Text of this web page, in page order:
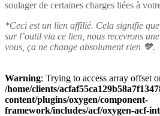
soulager de certaines charges liées à
*Ceci est un lien affilié. Cela signifie
sur l’outil via ce lien, nous recevrons
vous, ça ne change absolument rien 🧡.
Warning: Trying to access array offset
/home/clients/
content/plugins/oxygen/component-
framework/includes/acf/oxygen-acf-